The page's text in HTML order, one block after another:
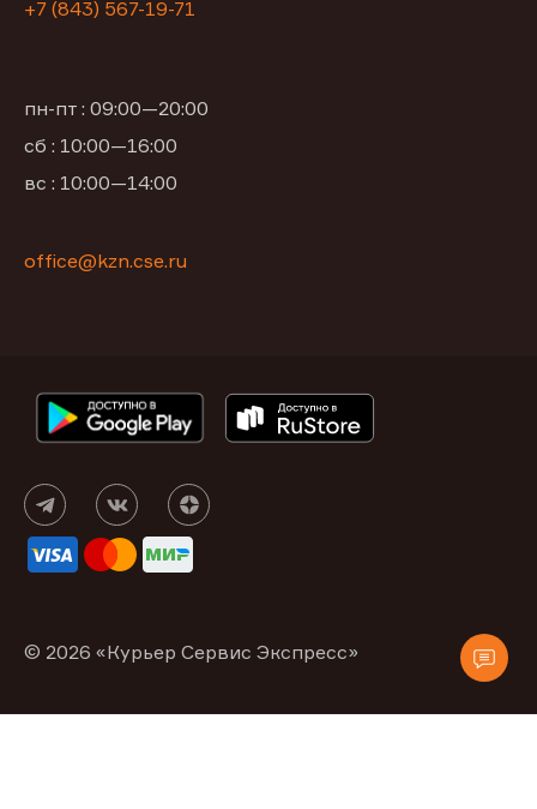
+7 (843) 567-19-71
пн-пт : 09:00—20:00
сб : 10:00—16:00
вс : 10:00—14:00
office@kzn.cse.ru
© 2026 «Курьер Сервис Экспресс»